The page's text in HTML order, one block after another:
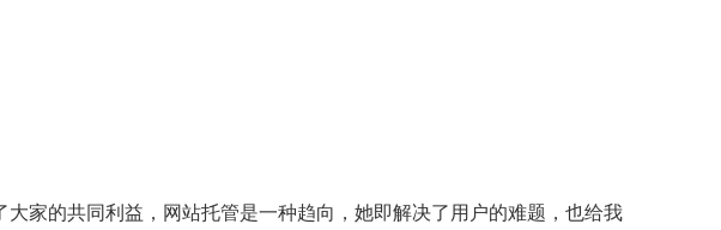
的共同利益，网站托管是一种趋向，她即解决了用户的难题，也给我